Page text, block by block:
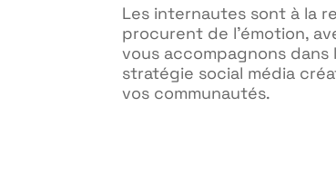
Les internautes sont à la
procurent de l’émotion,
vous accompagnons dans
stratégie social média
vos communautés.